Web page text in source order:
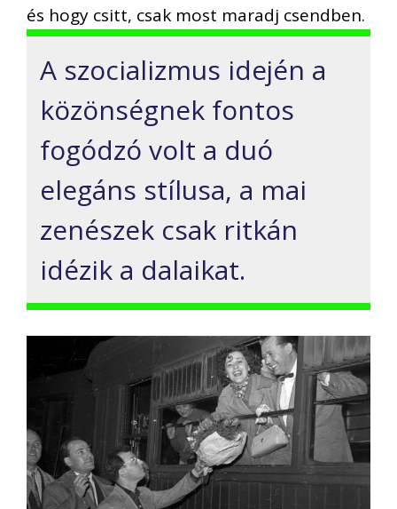
és hogy csitt, csak most maradj csendben.
A szocializmus idején a
közönségnek fontos
fogódzó volt a duó
elegáns stílusa, a mai
zenészek csak ritkán
idézik a dalaikat.